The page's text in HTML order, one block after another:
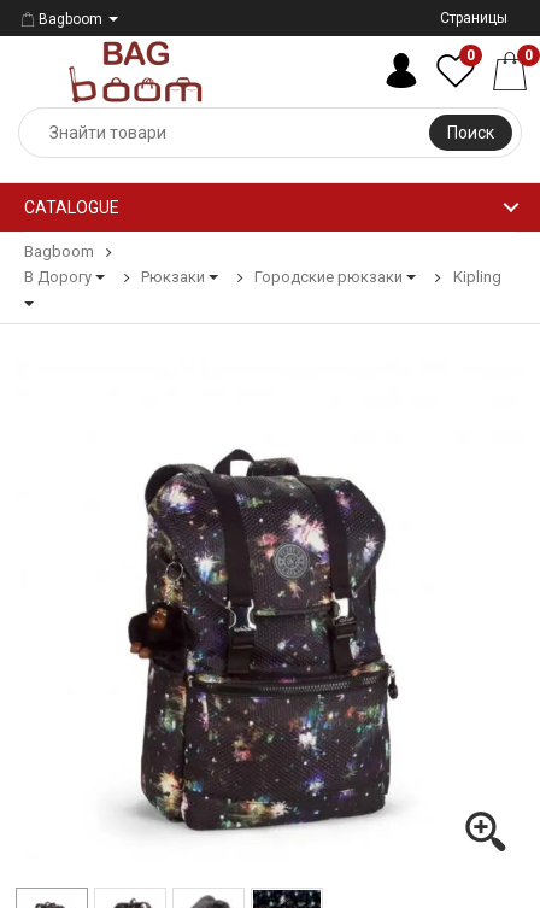
Bagboom Страницы
Поиск
0 0
CATALOGUE
Bagboom
В Дорогу
Рюкзаки Городские рюкзаки Kipling